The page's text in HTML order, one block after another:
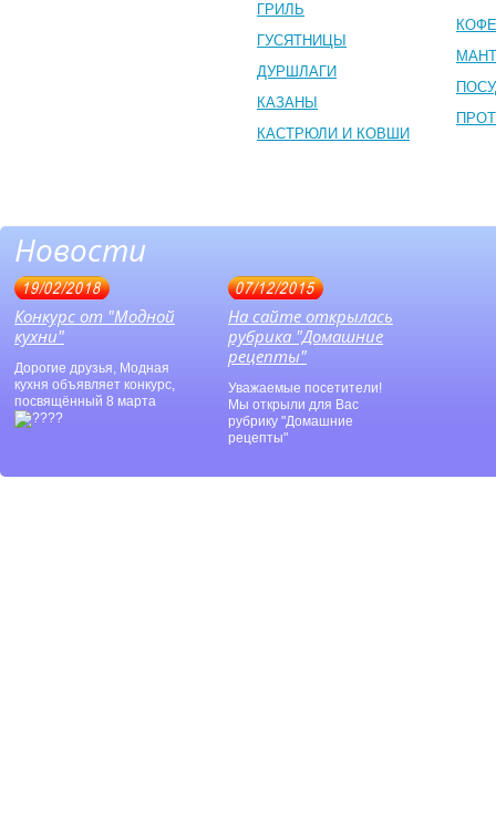
ГРИЛЬ
ГУСЯТНИЦЫ
ДУРШЛАГИ
КАЗАНЫ
КАСТРЮЛИ И КОВШИ
Новости
19/02/2018
Конкурс от "Модной
кухни"
Дорогие друзья, Модная
кухня объявляет конкурс,
посвящённый 8 марта
07/12/2015
На сайте открылась
рубрика "Домашние
рецепты"
Уважаемые посетители!
Мы открыли для Вас
рубрику "Домашние
рецепты"